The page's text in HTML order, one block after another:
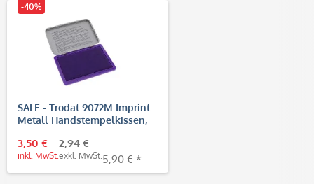
-40%
SALE - Trodat 9072M Imprint
Metall Handstempelkissen,
3,50 €
inkl. MwSt.
2,94 €
exkl. MwSt. 5,90 € *